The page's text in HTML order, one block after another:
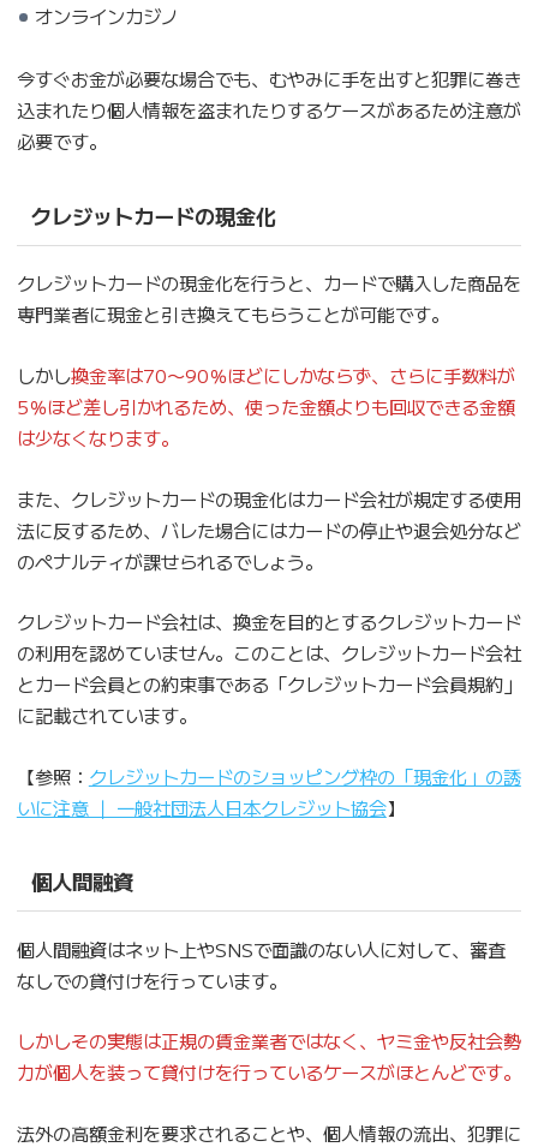
オンラインカジノ
今すぐお金が必要な場合でも、むやみに手を出すと犯罪に巻き
込まれたり個人情報を盗まれたりするケースがあるため注意が
必要です。
クレジットカードの現金化
クレジットカードの現金化を行うと、カードで購入した商品を
専門業者に現金と引き換えてもらうことが可能です。
しかし換金率は70〜90％ほどにしかならず、さらに手数料が
5％ほど差し引かれるため、使った金額よりも回収できる金額
は少なくなります。
また、クレジットカードの現金化はカード会社が規定する使用
法に反するため、バレた場合にはカードの停止や退会処分など
のペナルティが課せられるでしょう。
クレジットカード会社は、換金を目的とするクレジットカード
の利用を認めていません。このことは、クレジットカード会社
とカード会員との約束事である「クレジットカード会員規約」
に記載されています。
【参照： クレジットカードのショッピング枠の「現金化」の誘
いに注意 ｜ 一般社団法人日本クレジット協会】
個人間融資
個人間融資はネット上やSNSで面識のない人に対して、審査
なしでの貸付けを行っています。
しかしその実態は正規の賃金業者ではなく、ヤミ金や反社会勢
力が個人を装って貸付けを行っているケースがほとんどです。
法外の高額金利を要求されることや、個人情報の流出、犯罪に